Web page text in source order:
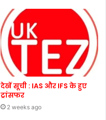
देखें सूची : IAS और IFS के हुए
ट्रांसफर
2 weeks ago